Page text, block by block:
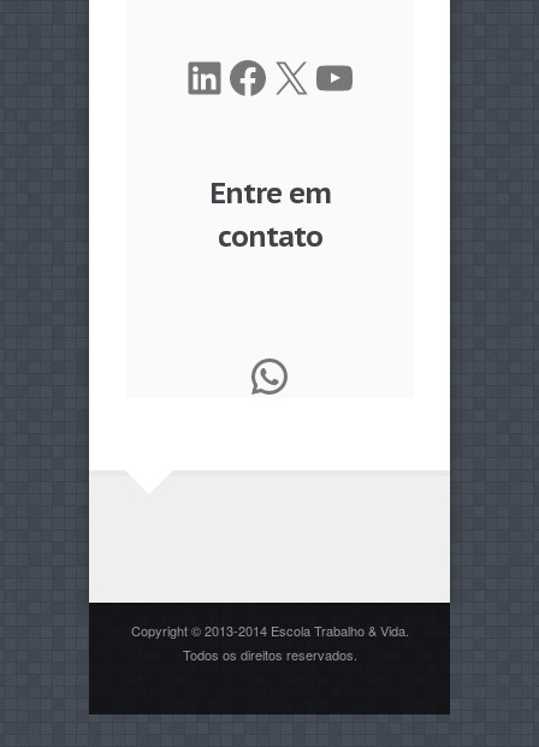
LinkedIn
Facebook
X Youtube
Entre em
contato
WhatsApp
Copyright © 2013-2014 Escola Trabalho & Vida.
Todos os direitos reservados.